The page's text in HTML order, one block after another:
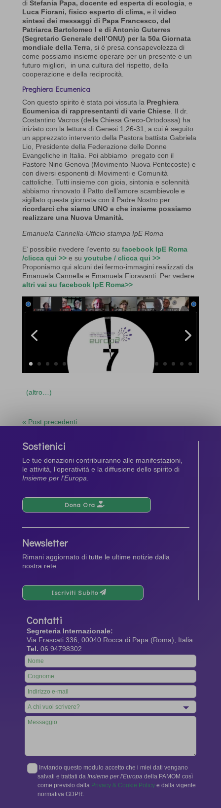
di Stefania Papa, docente ed esperta di ecologia, e
Luca Fiorani, fisico esperto di clima, e il video
sintesi dei messaggi di Papa Francesco, del
Patriarca Bartolomeo I e di Antonio Guterres
(Segretario Generale dell’ONU) per la 50a Giornata
mondiale della Terra, si è presa consapevolezza di
come possiamo insieme operare per un presente e un
futuro migliori, in una cultura del rispetto, della
cooperazione e della reciprocità.
Preghiera Ecumenica
Con questo spirito è stata poi vissuta la Preghiera
Ecumenica di rappresentanti di varie Chiese. Il dr.
Costantino Vacros (della Chiesa Greco-Ortodossa) ha
iniziato con la lettura di Genesi 1,26-31, a cui è seguito
un apprezzato intervento della Pastora battista Gabriela
Lio, Presidente della Federazione delle Donne
Evangeliche in Italia. Poi abbiamo pregato con il
Pastore Nino Genova (Movimento Nuova Pentecoste) e
con diversi esponenti di Movimenti e Comunità
cattoliche. Tutti insieme con gioia, sintonia e solennità
abbiamo rinnovato il Patto dell’amore scambievole e
sigillato questa giornata con il Padre Nostro per
ricordarci che siamo UNO e che insieme possiamo
realizzare una Nuova Umanità.
Emanuela Cannella-Ufficio stampa IpE Roma
E’ possibile rivedere l’evento su facebook IpE Roma
/clicca qui >> e su youtube / clicca qui >>
Proponiamo qui alcuni dei fermo-immagini realizzati da
Emanuela Cannella e Emanuela Fioravanti. Per vedere
altri vai su facebook IpE Roma>>
(altro…)
« Post precedenti
Sostienici
Le tue donazioni contribuiranno alle manifestazioni,
le attività, l’operatività e la diffusione dello spirito di
Insieme per l’Europa
Dona Ora
Newsletter
Rimani aggiornato di tutte le ultime notizie dalla
nostra rete.
Iscriviti Subito
Contatti
Segreteria Internazionale:
Via Frascati 336, 00040 Rocca di Papa (Roma), Italia
Tel. 06 94798302
Leave
this
field
blank
Inviando questo modulo accetto che i miei dati vengano
salvati e trattati da Insieme per l'Europa della PAMOM così
come previsto dalla Privacy & Cookie Policy e dalla vigente
normativa GDPR.